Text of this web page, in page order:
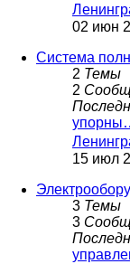
02 июн
Система
2 Темы
2
15 июл
3 Темы
3